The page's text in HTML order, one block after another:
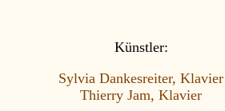
Künstler:
Sylvia Dankesreiter, Klavier
Thierry Jam, Klavier